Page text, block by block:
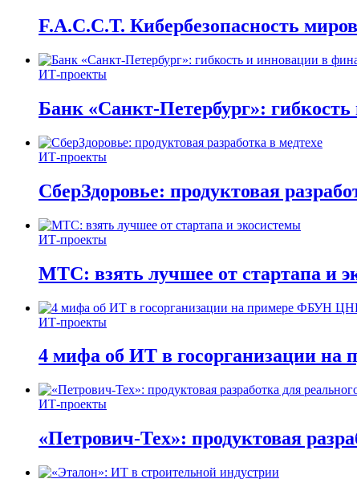
F.A.C.C.T. Кибербезопасность
ИТ-проекты
Банк «Санкт-Петербург»:
ИТ-проекты
СберЗдоровье: продуктовая
ИТ-проекты
МТС: взять лучшее от стартапа и
ИТ-проекты
4 мифа об ИТ в госорганизации
ИТ-проекты
«Петрович-Тех»: продуктовая